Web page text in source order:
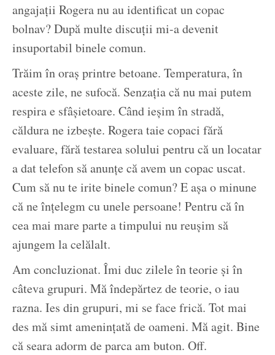
angajații Rogera nu au identificat un copac
bolnav? După multe discuții mi-a devenit
insuportabil binele comun.
Trăim în oraș printre betoane. Temperatura, în
aceste zile, ne sufocă. Senzația că nu mai putem
respira e sfâșietoare. Când ieșim în stradă,
căldura ne izbește. Rogera taie copaci fără
evaluare, fără testarea solului pentru că un locatar
a dat telefon să anunțe că avem un copac uscat.
Cum să nu te irite binele comun? E așa o minune
că ne înțelegm cu unele persoane! Pentru că în
cea mai mare parte a timpului nu reușim să
ajungem la celălalt.
Am concluzionat. Îmi duc zilele în teorie și în
câteva grupuri. Mă îndepărtez de teorie, o iau
razna. Ies din grupuri, mi se face frică. Tot mai
des mă simt amenințată de oameni. Mă agit. Bine
că seara adorm de parca am buton. Off.